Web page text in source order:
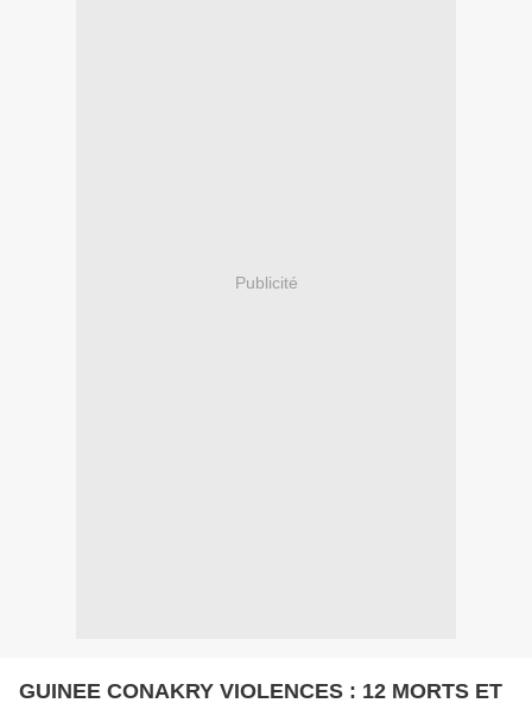
Publicité
GUINEE CONAKRY VIOLENCES : 12 MORTS ET